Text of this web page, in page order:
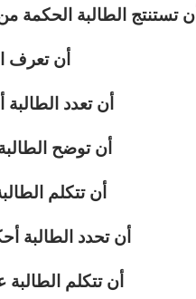
أن تستنتج الطالبة الحكمة
أن تعرف
أن تعدد
أن توضح
أن تتكلم
أن تحدد الطالبة
أن تتكلم